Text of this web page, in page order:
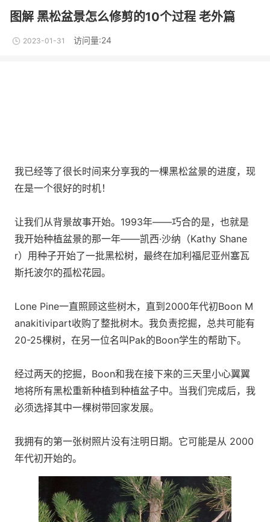
图解 黑松盆景怎么修剪的10个过程 老外篇
2023-01-31 访问量:24
我已经等了很长时间来分享我的一棵黑松盆景的进度，现
在是一个很好的时机！
让我们从背景故事开始。1993年——巧合的是，也就是
我开始种植盆景的那一年——凯西·沙纳（Kathy Shane
r）用种子开始了一批黑松树，最终在加利福尼亚州塞瓦
斯托波尔的孤松花园。
Lone Pine一直照顾这些树木，直到2000年代初Boon M
anakitivipart收购了整批树木。我负责挖掘，总共可能有
20-25棵树，在另一位名叫Pak的Boon学生的帮助下。
经过两天的挖掘，Boon和我在接下来的三天里小心翼翼
地将所有黑松重新种植到种植盆子中。当我们完成后，我
必须选择其中一棵树带回家发展。
我拥有的第一张树照片没有注明日期。它可能是从 2000
年代初开始的。